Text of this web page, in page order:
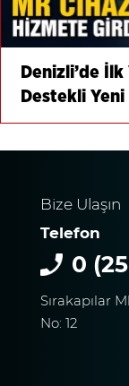
Denizli’de
Destekli
Bize Ulaşın
Telefon
0
Sırakapılar
No: 12